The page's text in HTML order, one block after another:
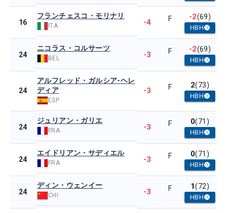
16
フランチェスコ・モリナリ
ITA -4 F -2(69)
HBH
24
ニコラス・コルサーツ
BEL -3 F -2(69)
HBH
24
アルフレッド・ガルシア-ヘレ
ディア
ESP
-3 F 2(73)
HBH
24
ジュリアン・ガリエ
FRA -3 F 0(71)
HBH
24
エイドリアン・サディエル
FRA -3 F 0(71)
HBH
24
ディン・ウェンイー
CHI -3 F 1(72)
HBH